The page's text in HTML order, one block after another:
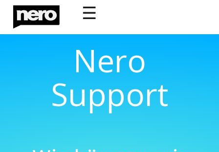
☰
Nero
Support